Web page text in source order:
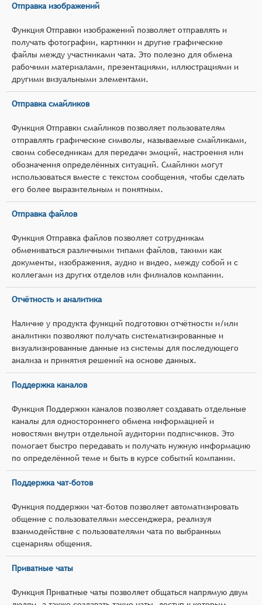
Отправка изображений
Функция Отправки изображений позволяет отправлять и
получать фотографии, картинки и другие графические
файлы между участниками чата. Это полезно для обмена
рабочими материалами, презентациями, иллюстрациями и
другими визуальными элементами.
Отправка смайликов
Функция Отправки смайликов позволяет пользователям
отправлять графические символы, называемые смайликами,
своим собеседникам для передачи эмоций, настроения или
обозначения определённых ситуаций. Смайлики могут
использоваться вместе с текстом сообщения, чтобы сделать
его более выразительным и понятным.
Отправка файлов
Функция Отправка файлов позволяет сотрудникам
обмениваться различными типами файлов, такими как
документы, изображения, аудио и видео, между собой и с
коллегами из других отделов или филиалов компании.
Отчётность и аналитика
Наличие у продукта функций подготовки отчётности и/или
аналитики позволяют получать систематизированные и
визуализированные данные из системы для последующего
анализа и принятия решений на основе данных.
Поддержка каналов
Функция Поддержки каналов позволяет создавать отдельные
каналы для одностороннего обмена информацией и
новостями внутри отдельной аудитории подписчиков. Это
помогает быстро передавать и получать нужную информацию
по определённой теме и быть в курсе событий компании.
Поддержка чат-ботов
Функция поддержки чат-ботов позволяет автоматизировать
общение с пользователями мессенджера, реализуя
взаимодействие с пользователями чата по выбранным
сценариям общения.
Приватные чаты
Функция Приватные чаты позволяет общаться напрямую двум